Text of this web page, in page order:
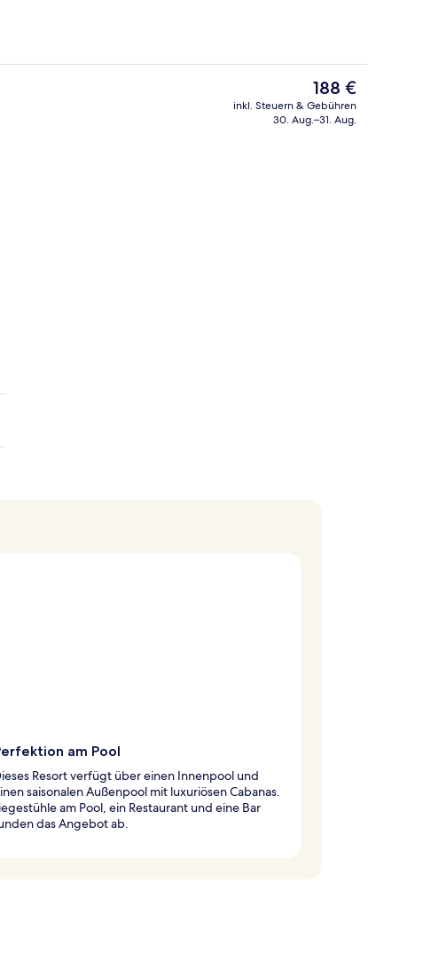
Der
aktuelle
Preis
188 €
inkl. Steuern & Gebühren
30. Aug.–31. Aug.
am Pool
Resort verfügt über einen Innenpool und
saisonalen Außenpool mit luxuriösen Cabanas.
am Pool, ein Restaurant und eine Bar
das Angebot ab.